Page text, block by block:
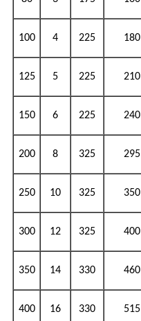
100 4 225 180
125 5 225 210
150 6 225 240
200 8 325 295
250 10 325 350
300 12 325 400
350 14 330 460
400 16 330 515